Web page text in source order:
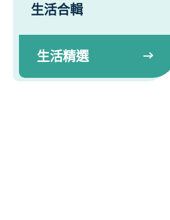
生活合輯
生活精選